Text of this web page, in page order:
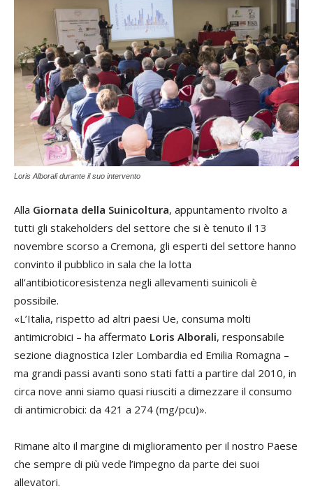
Loris Alborali durante il suo intervento
Alla Giornata della Suinicoltura, appuntamento rivolto a
tutti gli stakeholders del settore che si è tenuto il 13
novembre scorso a Cremona, gli esperti del settore hanno
convinto il pubblico in sala che la lotta
all’antibioticoresistenza negli allevamenti suinicoli è
possibile.
«L’Italia, rispetto ad altri paesi Ue, consuma molti
antimicrobici – ha affermato Loris Alborali, responsabile
sezione diagnostica Izler Lombardia ed Emilia Romagna –
ma grandi passi avanti sono stati fatti a partire dal 2010, in
circa nove anni siamo quasi riusciti a dimezzare il consumo
di antimicrobici: da 421 a 274 (mg/pcu)».
Rimane alto il margine di miglioramento per il nostro Paese
che sempre di più vede l’impegno da parte dei suoi
allevatori.